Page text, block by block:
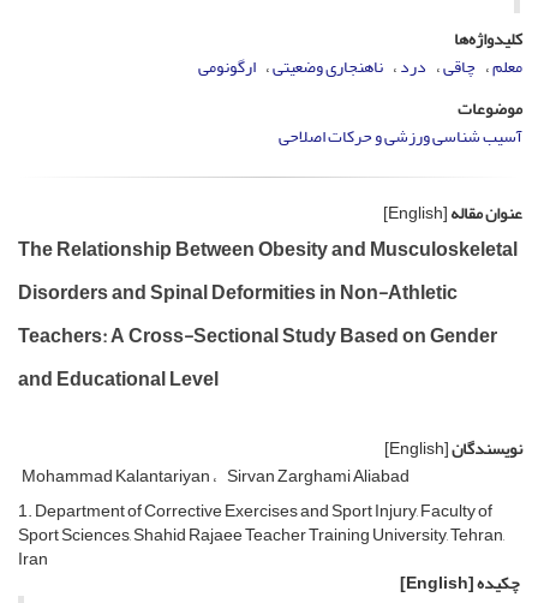
کلیدواژه‌ها
معلم چاقی درد ناهنجاری وضعیتی ارگونومی
موضوعات
آسیب شناسی ورزشی و حرکات اصلاحی
عنوان مقاله[English]
The Relationship Between Obesity and Musculoskeletal
Disorders and Spinal Deformities in Non-Athletic
Teachers: A Cross-Sectional Study Based on Gender
and Educational Level
نویسندگان[English]
Mohammad Kalantariyan Sirvan Zarghami Aliabad
1. Department of Corrective Exercises and Sport Injury, Faculty of
Sport Sciences, Shahid Rajaee Teacher Training University, Tehran,
Iran
چکیده[English]